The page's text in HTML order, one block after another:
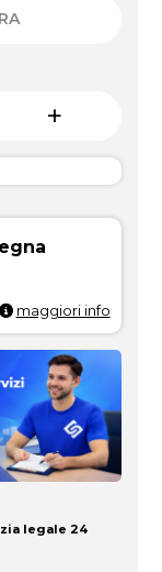
+
maggiori info
legale 24